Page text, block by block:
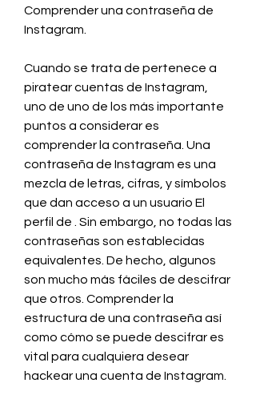
Comprender una contraseña de
Instagram.
Cuando se trata de pertenece a
piratear cuentas de Instagram,
uno de uno de los más importante
puntos a considerar es
comprender la contraseña. Una
contraseña de Instagram es una
mezcla de letras, cifras, y símbolos
que dan acceso a un usuario El
perfil de . Sin embargo, no todas las
contraseñas son establecidas
equivalentes. De hecho, algunos
son mucho más fáciles de descifrar
que otros. Comprender la
estructura de una contraseña así
como cómo se puede descifrar es
vital para cualquiera desear
hackear una cuenta de Instagram.